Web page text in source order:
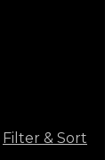
Filter & Sort